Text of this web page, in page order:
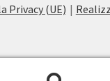
Privacy (UE)